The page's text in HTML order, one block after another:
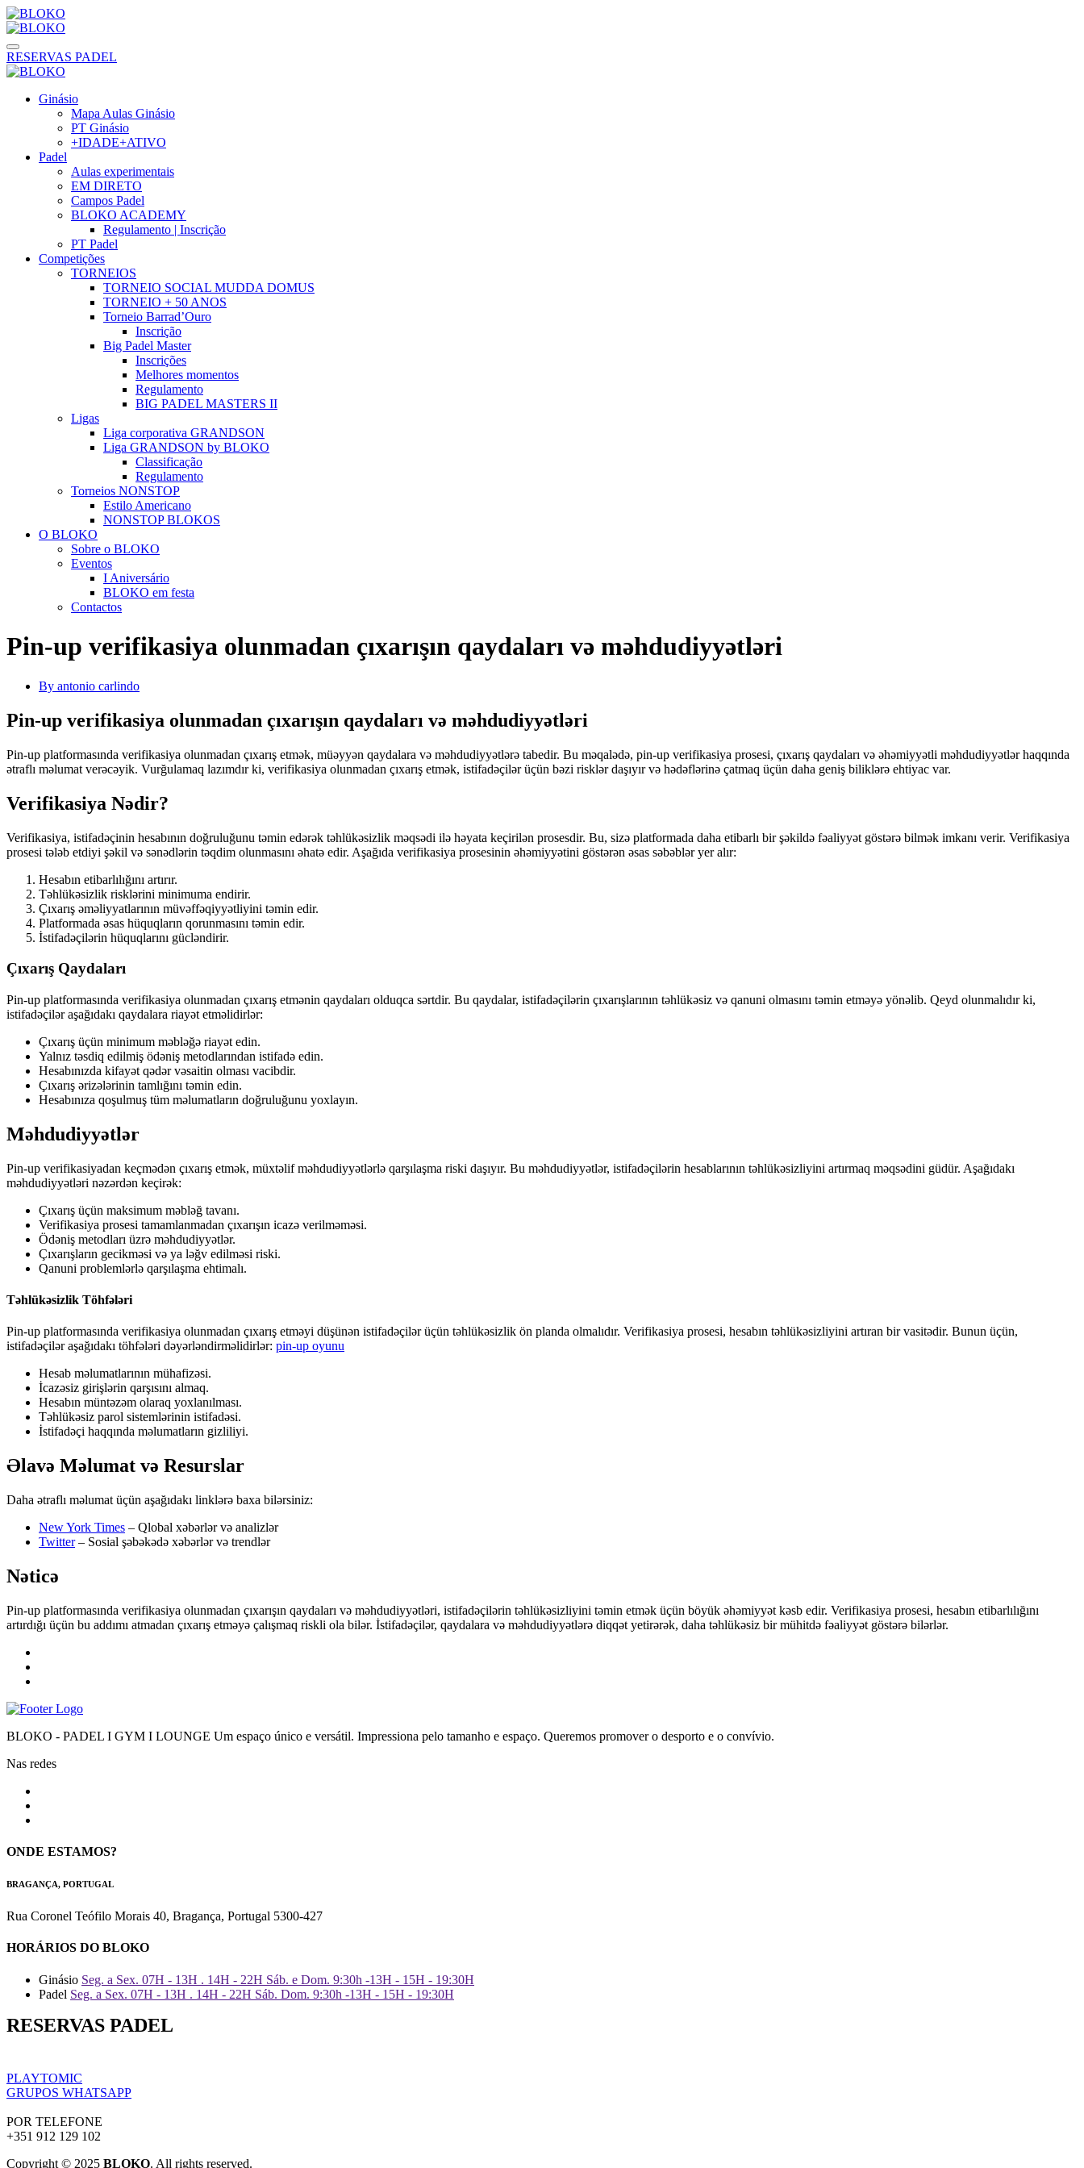
RESERVAS PADEL
Ginásio
Mapa Aulas Ginásio
PT Ginásio
+IDADE+ATIVO
Padel
Aulas experimentais
EM DIRETO
Campos Padel
BLOKO ACADEMY
Regulamento | Inscrição
PT Padel
Competições
TORNEIOS
TORNEIO SOCIAL MUDDA DOMUS
TORNEIO + 50 ANOS
Torneio Barrad’Ouro
Inscrição
Big Padel Master
Inscrições
Melhores momentos
Regulamento
BIG PADEL MASTERS II
Ligas
Liga corporativa GRANDSON
Liga GRANDSON by BLOKO
Classificação
Regulamento
Torneios NONSTOP
Estilo Americano
NONSTOP BLOKOS
O BLOKO
Sobre o BLOKO
Eventos
I Aniversário
BLOKO em festa
Contactos
Pin-up verifikasiya olunmadan çıxarışın qaydaları və məhdudiyyətləri
By antonio carlindo
Pin-up verifikasiya olunmadan çıxarışın qaydaları və məhdudiyyətləri
Pin-up platformasında verifikasiya olunmadan çıxarış etmək, müəyyən qaydalara və məhdudiyyətlərə tabedir. Bu məqalədə, pin-up verifikasiya prosesi, çıxarış qaydaları və əhəmiyyətli məhdudiyyətlər haqqında
ətraflı məlumat verəcəyik. Vurğulamaq lazımdır ki, verifikasiya olunmadan çıxarış etmək, istifadəçilər üçün bəzi risklər daşıyır və hədəflərinə çatmaq üçün daha geniş biliklərə ehtiyac var.
Verifikasiya Nədir?
Verifikasiya, istifadəçinin hesabının doğruluğunu təmin edərək təhlükəsizlik məqsədi ilə həyata keçirilən prosesdir. Bu, sizə platformada daha etibarlı bir şəkildə fəaliyyət göstərə bilmək imkanı verir. Verifikasiya
prosesi tələb etdiyi şəkil və sənədlərin təqdim olunmasını əhatə edir. Aşağıda verifikasiya prosesinin əhəmiyyətini göstərən əsas səbəblər yer alır:
Hesabın etibarlılığını artırır.
Təhlükəsizlik risklərini minimuma endirir.
Çıxarış əməliyyatlarının müvəffəqiyyətliyini təmin edir.
Platformada əsas hüquqların qorunmasını təmin edir.
İstifadəçilərin hüquqlarını gücləndirir.
Çıxarış Qaydaları
Pin-up platformasında verifikasiya olunmadan çıxarış etmənin qaydaları olduqca sərtdir. Bu qaydalar, istifadəçilərin çıxarışlarının təhlükəsiz və qanuni olmasını təmin etməyə yönəlib. Qeyd olunmalıdır ki,
istifadəçilər aşağıdakı qaydalara riayət etməlidirlər:
Çıxarış üçün minimum məbləğə riayət edin.
Yalnız təsdiq edilmiş ödəniş metodlarından istifadə edin.
Hesabınızda kifayət qədər vəsaitin olması vacibdir.
Çıxarış ərizələrinin tamlığını təmin edin.
Hesabınıza qoşulmuş tüm məlumatların doğruluğunu yoxlayın.
Məhdudiyyətlər
Pin-up verifikasiyadan keçmədən çıxarış etmək, müxtəlif məhdudiyyətlərlə qarşılaşma riski daşıyır. Bu məhdudiyyətlər, istifadəçilərin hesablarının təhlükəsizliyini artırmaq məqsədini güdür. Aşağıdakı
məhdudiyyətləri nəzərdən keçirək:
Çıxarış üçün maksimum məbləğ tavanı.
Verifikasiya prosesi tamamlanmadan çıxarışın icazə verilməməsi.
Ödəniş metodları üzrə məhdudiyyətlər.
Çıxarışların gecikməsi və ya ləğv edilməsi riski.
Qanuni problemlərlə qarşılaşma ehtimalı.
Təhlükəsizlik Töhfələri
Pin-up platformasında verifikasiya olunmadan çıxarış etməyi düşünən istifadəçilər üçün təhlükəsizlik ön planda olmalıdır. Verifikasiya prosesi, hesabın təhlükəsizliyini artıran bir vasitədir. Bunun üçün,
istifadəçilər aşağıdakı töhfələri dəyərləndirməlidirlər: pin-up oyunu
Hesab məlumatlarının mühafizəsi.
İcazəsiz girişlərin qarşısını almaq.
Hesabın müntəzəm olaraq yoxlanılması.
Təhlükəsiz parol sistemlərinin istifadəsi.
İstifadəçi haqqında məlumatların gizliliyi.
Əlavə Məlumat və Resurslar
Daha ətraflı məlumat üçün aşağıdakı linklərə baxa bilərsiniz:
New York Times – Qlobal xəbərlər və analizlər
Twitter– Sosial şəbəkədə xəbərlər və trendlər
Nəticə
Pin-up platformasında verifikasiya olunmadan çıxarışın qaydaları və məhdudiyyətləri, istifadəçilərin təhlükəsizliyini təmin etmək üçün böyük əhəmiyyət kəsb edir. Verifikasiya prosesi, hesabın etibarlılığını
artırdığı üçün bu addımı atmadan çıxarış etməyə çalışmaq riskli ola bilər. İstifadəçilər, qaydalara və məhdudiyyətlərə diqqət yetirərək, daha təhlükəsiz bir mühitdə fəaliyyət göstərə bilərlər.
BLOKO - PADEL I GYM I LOUNGE Um espaço único e versátil. Impressiona pelo tamanho e espaço. Queremos promover o desporto e o convívio.
Nas redes
ONDE ESTAMOS?
BRAGANÇA, PORTUGAL
Rua Coronel Teófilo Morais 40, Bragança, Portugal 5300-427
HORÁRIOS DO BLOKO
Ginásio Seg. a Sex. 07H - 13H . 14H - 22H Sáb. e Dom. 9:30h -13H - 15H - 19:30H
Padel Seg. a Sex. 07H - 13H . 14H - 22H Sáb. Dom. 9:30h -13H - 15H - 19:30H
RESERVAS PADEL
PLAYTOMIC
GRUPOS WHATSAPP
POR TELEFONE
+351 912 129 102
Copyright © 2025 BLOKO. All rights reserved.